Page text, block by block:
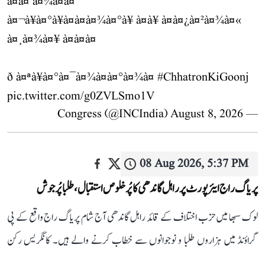
à¤¬à¥à¤°à¥à¤à¤à¤¾à¤°à¥ à¤à¥ à¤à¤¿à¤²à¤¾à¤«
à¤¸à¤¾à¤¥ à¤à¤à¤
ð à¤ªà¥à¤°à¤¯à¤¾à¤à¤°à¤¾à¤ #ChhatronKiGoonj
pic.twitter.com/g0ZVLSmo1V
— Congress (@INCIndia)
August 8, 2026
08 Aug 2026, 5:37 PM
پریاگ راج ایئرپورٹ پر راہل گاندھی کا پُرخلوص استقبال، طلبا پُرجوش
لوک سبھا میں حزب اختلاف کے قائد راہل گاندھی آج شام پریاگ راج واقع کے پی
گراؤنڈ میں ہزاروں طلبا و نوجوانوں سے خطاب کرنے والے ہیں۔ کانگریس رکن